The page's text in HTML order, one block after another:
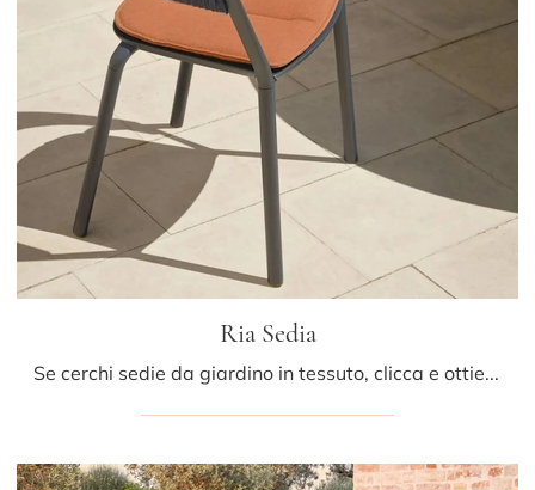
Ria Sedia
Se cerchi sedie da giardino in tessuto, clicca e ottieni informazioni sul modello Ria Sedia della marca Fast.